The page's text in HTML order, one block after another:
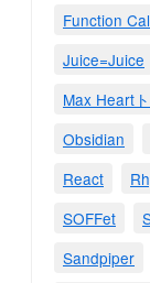
Function
Juice=Juice
Max Heart
Obsidian
React
SOFFet
Sandpiper